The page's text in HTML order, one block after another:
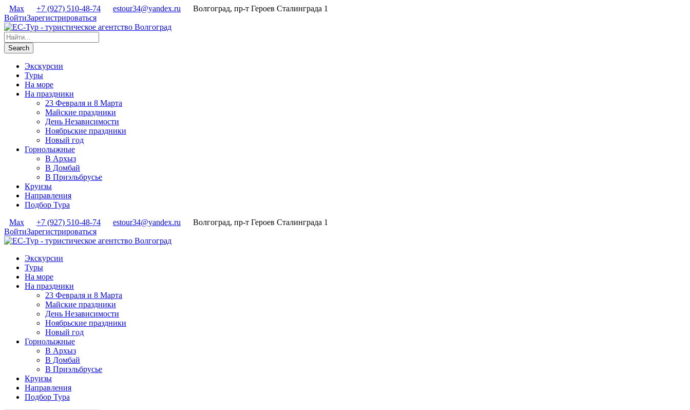
Max +7 (927) 510-48-74 estour34@yandex.ru
Волгоград, пр-т Героев Сталинграда 1
ВойтиЗарегистрироваться
Экскурсии
Туры
На море
На праздники
23 Февраля и 8 Марта
Майские праздники
День Независимости
Ноябрьские праздники
Новый год
Горнолыжные
В Архыз
В Домбай
В Приэльбрусье
Круизы
Направления
Подбор Тура
Max
+7 (927) 510-48-74 estour34@yandex.ru
Волгоград, пр-т Героев Сталинграда 1
ВойтиЗарегистрироваться
Экскурсии
Туры
На море
На праздники
23 Февраля и 8 Марта
Майские праздники
День Независимости
Ноябрьские праздники
Новый год
Горнолыжные
В Архыз
В Домбай
В Приэльбрусье
Круизы
Направления
Подбор Тура